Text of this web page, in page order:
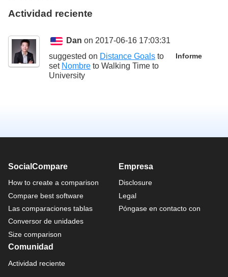
Actividad reciente
Dan on 2017-06-16 17:03:31
Informe
suggested on Distance Goals to
set Nombre to Walking Time to
University
SocialCompare
How to create a comparison
Compare best software
Las comparaciones tablas
Conversor de unidades
Size comparison
Empresa
Disclosure
Legal
Póngase en contacto con
Comunidad
Actividad reciente